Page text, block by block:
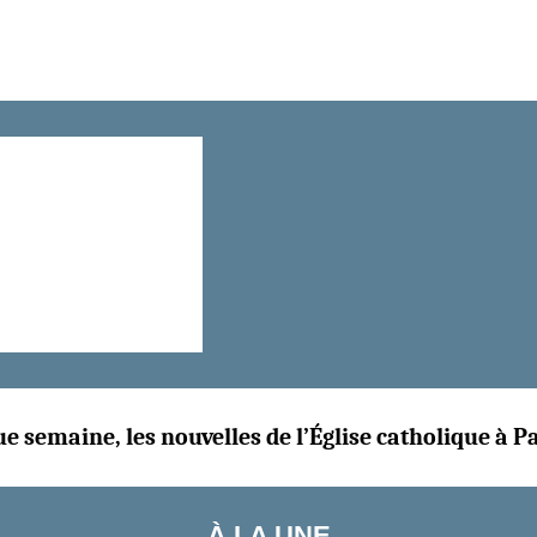
semaine, les nouvelles de l’Église catholique à